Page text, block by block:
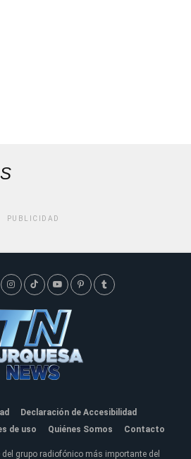
PUBLICIDAD
Declaración de Accesibilidad
de uso
Quiénes Somos Contacto
grupo radiofónico más importante del